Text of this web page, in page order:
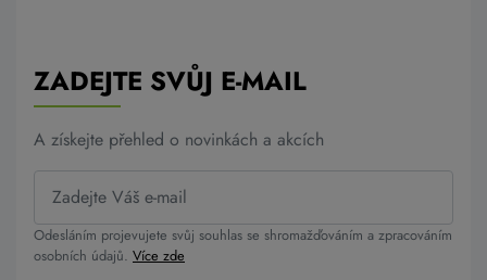
ZADEJTE SVŮJ E-MAIL
A získejte přehled o novinkách a akcích
Odesláním projevujete svůj souhlas se shromažďováním a zpracováním
osobních údajů. Více zde